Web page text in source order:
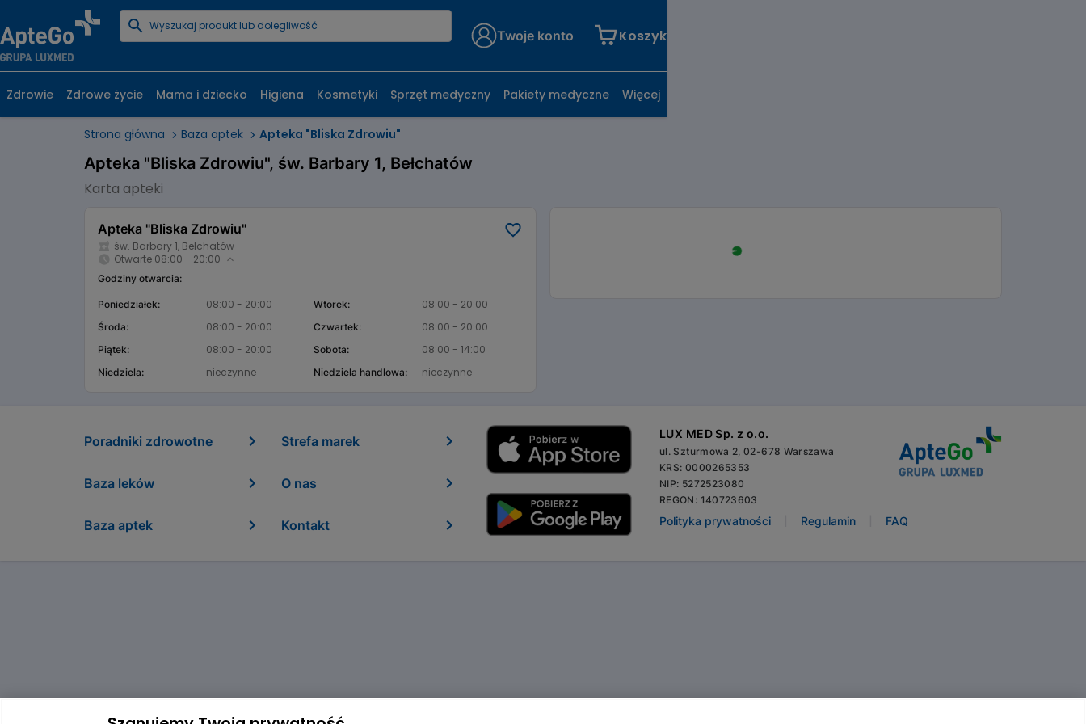
Strona główna Baza aptek Apteka "Bliska Zdrowiu"
Apteka "Bliska Zdrowiu", św. Barbary 1, Bełchatów
Karta apteki
Apteka "Bliska Zdrowiu"
św. Barbary 1, Bełchatów
Otwarte 08:00 - 20:00
Godziny otwarcia:
Poniedziałek: 08:00 - 20:00 Wtorek: 08:00 - 20:00
Środa: 08:00 - 20:00 Czwartek: 08:00 - 20:00
Piątek: 08:00 - 20:00 Sobota: 08:00 - 14:00
Niedziela: nieczynne Niedziela handlowa: nieczynne
Twoje konto Koszyk
Zdrowie Zdrowe życie Mama i dziecko Higiena Kosmetyki Sprzęt medyczny Pakiety medyczne Więcej
Poradniki zdrowotne
Baza leków
Baza aptek
Strefa marek
O nas
Kontakt
LUX MED Sp. z o.o.
ul. Szturmowa 2, 02-678 Warszawa
KRS: 0000265353
NIP: 5272523080
REGON: 140723603
Polityka prywatności Regulamin FAQ